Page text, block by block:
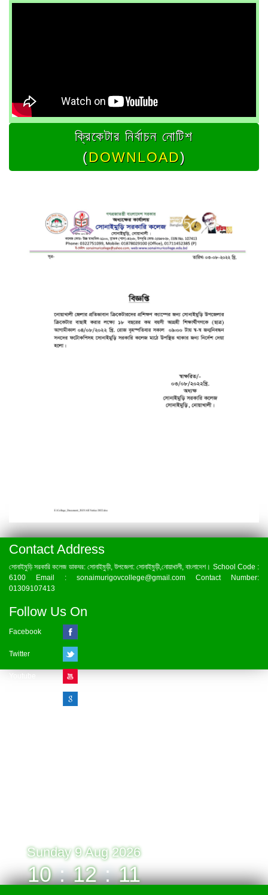
ক্রিকেটার নির্বাচন নোটিশ
(DOWNLOAD)
Contact Address
সোনাইমুড়ি সরকারি কলেজ ডাকঘর: সোনাইমুড়ী, উপজেলা: সোনাইমুড়ী,নোয়াখালী, বাংলাদেশ। School Code :
6100 Email : sonaimurigovcollege@gmail.com Contact Number:
01309107413
Follow Us On
Facebook
Twitter
Sunday 9 Aug 2026
10 : 12 : 11